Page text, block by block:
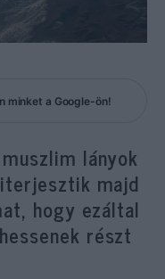
minket a Google-ön!
lányok
majd
hogy ezáltal
részt